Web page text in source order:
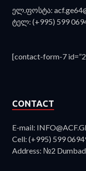
ელ.ფოსტა:
ტელ: (+995) 599
[contact-form-7
CONTACT
E-mail:
Cell: (+995) 599
Address: №2